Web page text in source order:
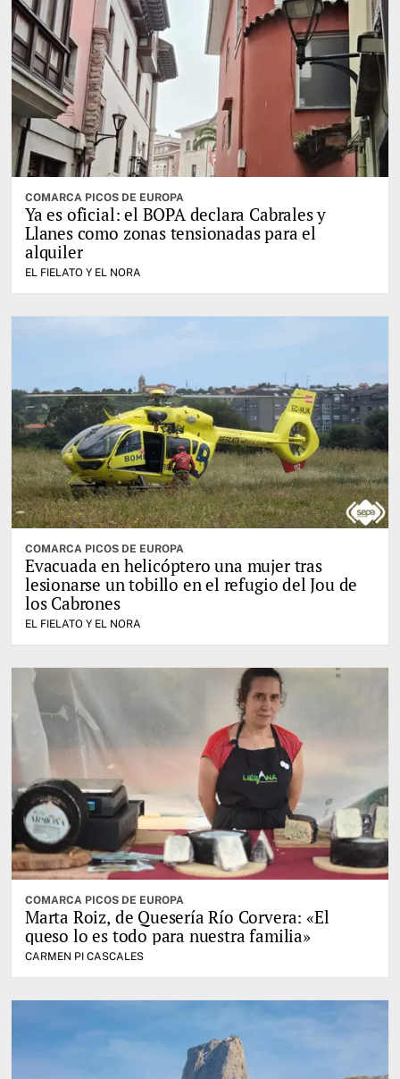
COMARCA PICOS DE EUROPA
Ya es oficial: el BOPA declara Cabrales y
Llanes como zonas tensionadas para el
alquiler
EL FIELATO Y EL NORA
COMARCA PICOS DE EUROPA
Evacuada en helicóptero una mujer tras
lesionarse un tobillo en el refugio del Jou de
los Cabrones
EL FIELATO Y EL NORA
COMARCA PICOS DE EUROPA
Marta Roiz, de Quesería Río Corvera: «El
queso lo es todo para nuestra familia»
CARMEN PI CASCALES